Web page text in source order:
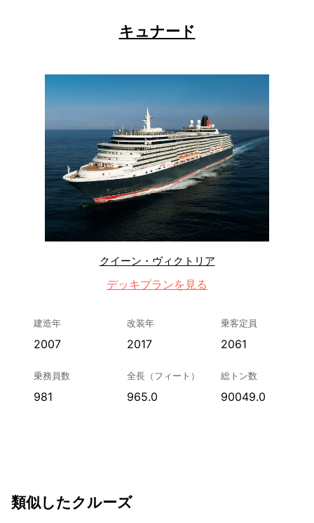
キュナード
クイーン・ヴィクトリア
デッキプランを見る
建造年
2007
改装年
2017
乗客定員
2061
乗務員数
981
全長（フィート）
965.0
総トン数
90049.0
類似したクルーズ